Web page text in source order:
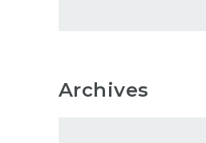
Archives